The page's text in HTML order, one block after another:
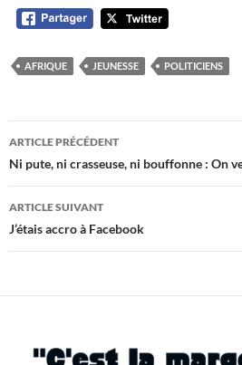
AFRIQUE JEUNESSE POLITICIENS
Navigation
des
articles
ARTICLE PRÉCÉDENT
Ni pute, ni crasseuse, ni bouffonne : On
ARTICLE SUIVANT
J’étais accro à Facebook